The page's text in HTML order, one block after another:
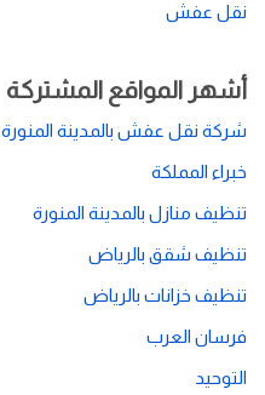
نقل عفش
أشهر المواقع المشتركة
شركة نقل عفش بالمدينة المنورة
خبراء المملكة
تنظيف منازل بالمدينة المنورة
تنظيف شقق بالرياض
تنظيف خزانات بالرياض
فرسان العرب
التوحيد